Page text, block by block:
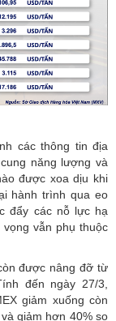
các thông tin địa
năng lượng và
được xoa dịu khi
hành trình qua eo
đẩy các nỗ lực hạ
vẫn phụ thuộc
được nâng đỡ từ
đến ngày 27/3,
giảm xuống còn
giảm hơn 40% so